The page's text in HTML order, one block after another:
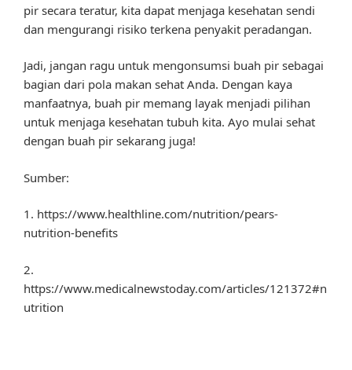
pir secara teratur, kita dapat menjaga kesehatan sendi
dan mengurangi risiko terkena penyakit peradangan.
Jadi, jangan ragu untuk mengonsumsi buah pir sebagai
bagian dari pola makan sehat Anda. Dengan kaya
manfaatnya, buah pir memang layak menjadi pilihan
untuk menjaga kesehatan tubuh kita. Ayo mulai sehat
dengan buah pir sekarang juga!
Sumber:
1. https://www.healthline.com/nutrition/pears-
nutrition-benefits
2.
https://www.medicalnewstoday.com/articles/121372#n
utrition